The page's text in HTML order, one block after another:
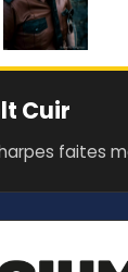
Cuir
faites